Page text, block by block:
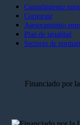
Cumplimiento
Corporate
Asesoramiento
Plan de igualdad
Sectores de
Financiado por